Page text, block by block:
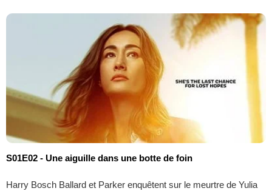
S01E02 - Une aiguille dans une botte de foin
Harry Bosch Ballard et Parker enquêtent sur le meurtre de Yulia